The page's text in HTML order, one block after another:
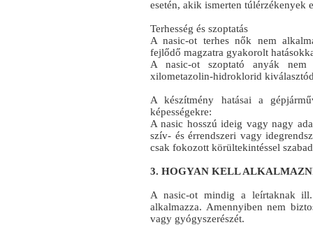
esetén, akik ismerten túlérzékenyek
Terhesség és szoptatás
A nasic-ot terhes nők nem
fejlődő magzatra gyakorolt
A nasic-ot szoptató anyák
xilometazolin-hidroklorid
A készítmény hatásai a
képességekre:
A nasic hosszú ideig vagy nagy
szív- és érrendszeri vagy
csak fokozott körültekintéssel
3. HOGYAN KELL
A nasic-ot mindig a leírtaknak
alkalmazza. Amennyiben nem
vagy gyógyszerészét.